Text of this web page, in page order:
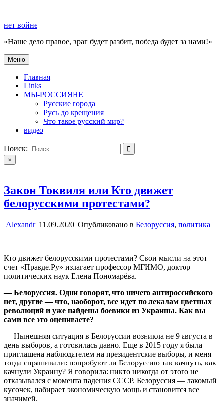
содержимому
нет войне
«Наше дело правое, враг будет разбит, победа будет за нами!»
нет войне
«Наше дело правое, враг будет разбит, победа будет за нами!»
Меню
Главная
Links
МЫ-РОССИЯНЕ
Русские города
Русь до крещения
Что такое русский мир?
видео
Поиск:
×
Закон Токвиля или Кто движет
белорусскими протестами?
Alexandr 11.09.2020 Опубликовано в Белоруссия, политика
Кто движет белорусскими протестами? Свои мысли на этот
счет «Правде.Ру» излагает профессор МГИМО, доктор
политических наук Елена Пономарёва.
— Белоруссия. Одни говорят, что ничего антироссийского
нет, другие — что, наоборот, все идет по лекалам цветных
революций и уже найдены боевики из Украины. Как вы
сами все это оцениваете?
— Нынешняя ситуация в Белоруссии возникла не 9 августа в
день выборов, а готовилась давно. Еще в 2015 году я была
приглашена наблюдателем на президентские выборы, и меня
тогда спрашивали: попробуют ли Белоруссию так качнуть, как
качнули Украину? Я говорила: никто никогда от этого не
отказывался с момента падения СССР. Белоруссия — лакомый
кусочек, набирает экономическую мощь и становится все
значимей.